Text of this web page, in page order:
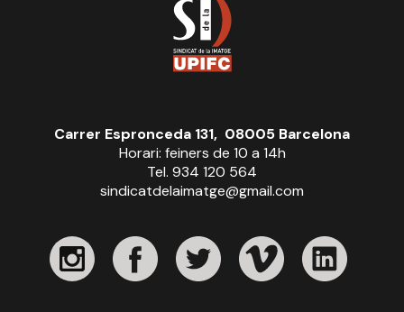
Carrer Espronceda 131, 08005 Barcelona
Horari: feiners de 10 a 14h
Tel. 934 120 564
sindicatdelaimatge@gmail.com